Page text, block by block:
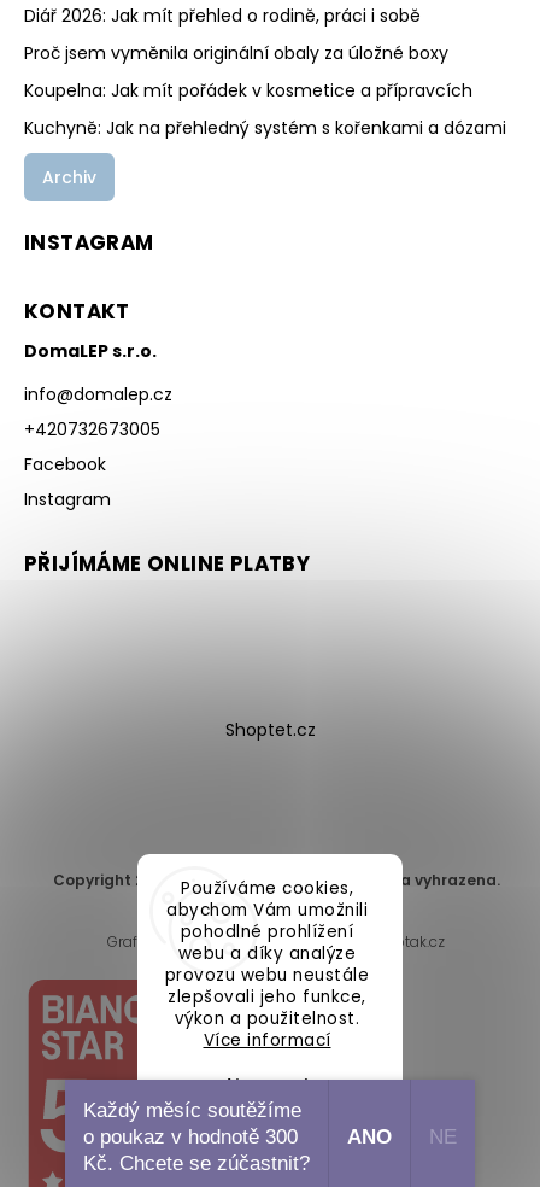
Používáme cookies,
abychom Vám umožnili
pohodlné prohlížení
webu a díky analýze
provozu webu neustále
zlepšovali jeho funkce,
výkon a použitelnost.
Více informací
Nastavení
Souhlasím
Diář 2026: Jak mít přehled o rodině, práci i sobě
Proč jsem vyměnila originální obaly za úložné boxy
Koupelna: Jak mít pořádek v kosmetice a přípravcích
Kuchyně: Jak na přehledný systém s kořenkami a dózami
Archiv
INSTAGRAM
KONTAKT
DomaLEP s.r.o.
info@domalep.cz
+420732673005
Facebook
Instagram
PŘIJÍMÁME ONLINE PLATBY
Shoptet.cz
Copyright 2026 DomaLEP s.r.o. . Všechna práva vyhrazena.
Upravit nastavení cookies
Grafický návrh vytvořil a nakódoval
Shoptak.cz
Každý měsíc soutěžíme
o poukaz v hodnotě 300
Kč. Chcete se zúčastnit?
ANO NE